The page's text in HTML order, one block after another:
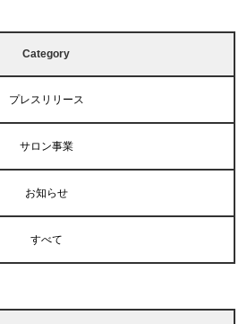
Category
プレスリリース
サロン事業
お知らせ
すべて